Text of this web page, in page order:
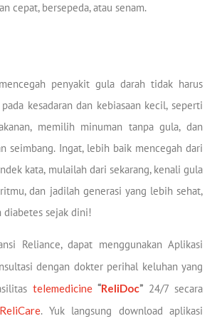
cepat, bersepeda, atau senam.
penyakit gula darah tidak harus
kesadaran dan kebiasaan kecil, seperti
memilih minuman tanpa gula, dan
seimbang. Ingat, lebih baik mencegah dari
kata, mulailah dari sekarang, kenali gula
dan jadilah generasi yang lebih sehat,
diabetes sejak dini!
Reliance, dapat menggunakan Aplikasi
dengan dokter perihal keluhan yang
telemedicine “ReliDoc” 24/7 secara
ReliCare. Yuk langsung download aplikasi